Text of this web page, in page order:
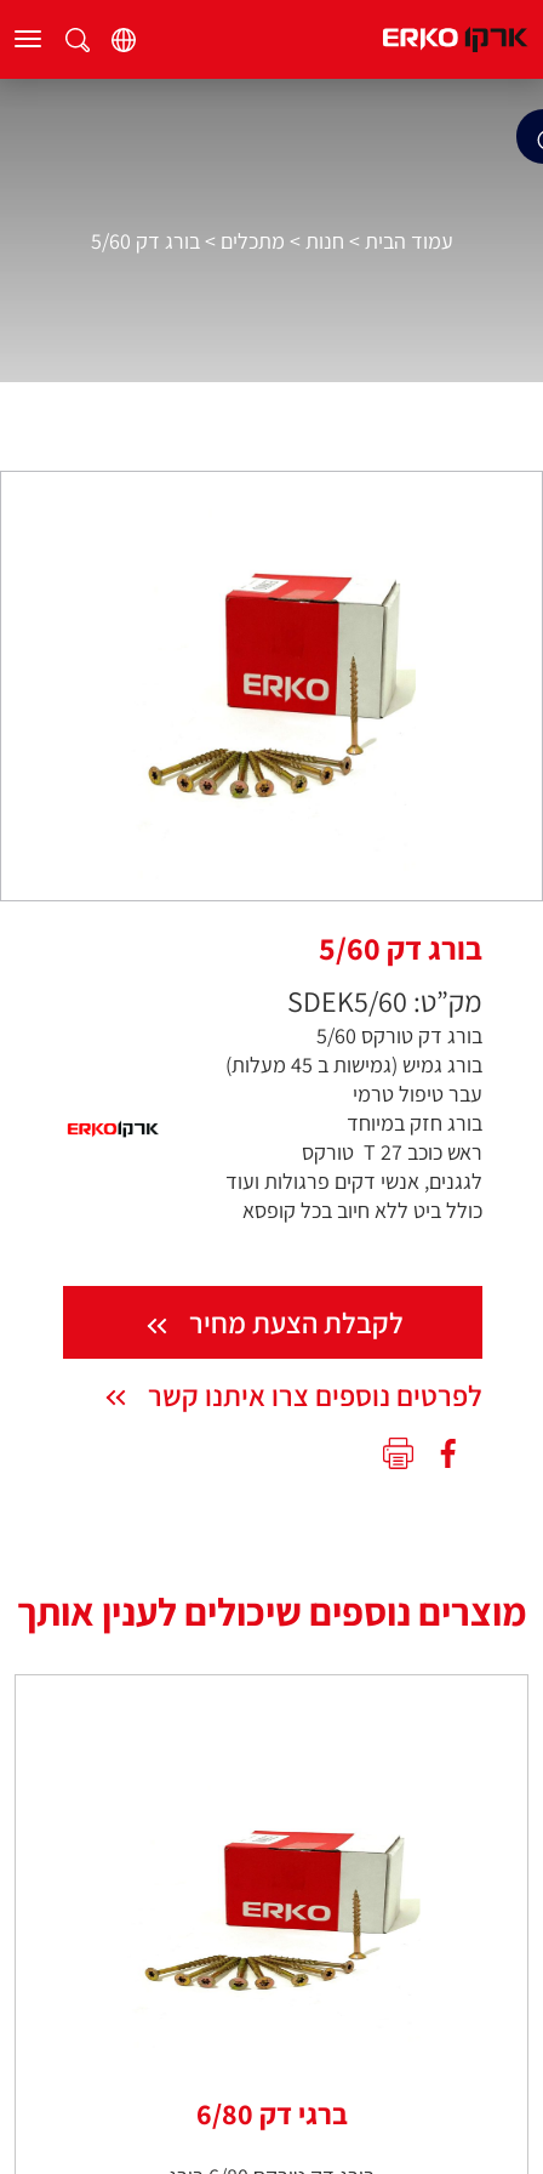
עמוד הבית > חנות > מתכלים >בורג דק 5/60
בורג דק 5/60
מק”ט: SDEK5/60
בורג דק טורקס 5/60
בורג גמיש (גמישות ב 45 מעלות)
עבר טיפול טרמי
בורג חזק במיוחד
ראש כוכב T 27 טורקס
לגגנים, אנשי דקים פרגולות ועוד
כולל ביט ללא חיוב בכל קופסא
לקבלת הצעת מחיר
לפרטים נוספים צרו איתנו קשר
מוצרים נוספים שיכולים לענין אותך
ברגי דק 6/80